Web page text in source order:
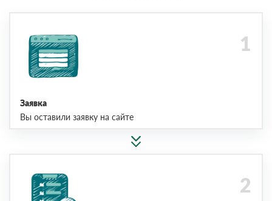
Заявка
Вы оставили заявку на сайте